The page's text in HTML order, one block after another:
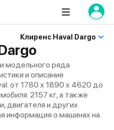
Клиренс Haval Dargo
модельного ряда
и описание
от 1780 x 1890 x 4620 до
2157 кг, а также
двигателя и других
информация о машинах на